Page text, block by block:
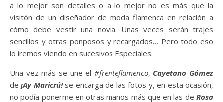
a lo mejor son detalles o a lo mejor no es más que la
visitón de un diseñador de moda flamenca en relación a
cómo debe vestir una novia. Unas veces serán trajes
sencillos y otras ponposos y recargados… Pero todo eso
lo iremos viendo en sucesivos Especiales.
Una vez más se une el #frenteflamenco, Cayetano Gómez
de¡Ay Maricrú!se encarga de las fotos y, en esta ocasión,
no podía ponerme en otras manos más que en las de Rosa